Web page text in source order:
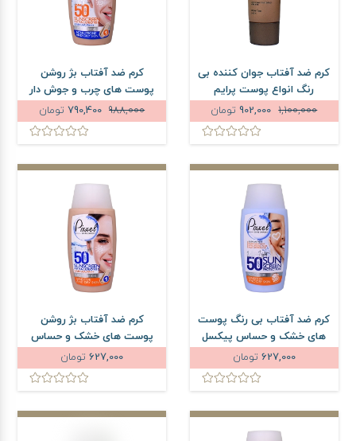
کرم ضد آفتاب جوان کننده بی
رنگ انواع پوست پرایم
SPF50 حجم 40 میلی لیتر
1,100,000 تومان
کرم ضد آفتاب بژ روشن
پوست های چرب و جوش دار
پیکسل SPF50 حجم 50 میلی
لیتر
988,000 تومان
کرم ضد آفتاب بی رنگ پوست
های خشک و حساس پیکسل
SPF50 حجم 50 میلی لیتر627,000 تومان
کرم ضد آفتاب بژ روشن
پوست های خشک و حساس
لیتر
627,000 تومان